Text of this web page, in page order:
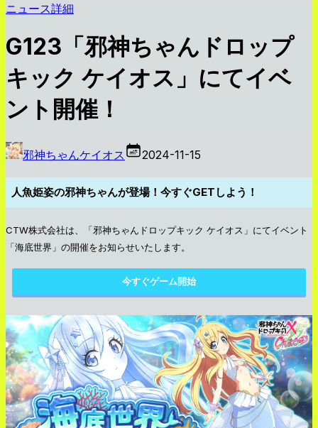
ニュース詳細
G123「邪神ちゃんドロップ
キック ケイオス」にてイベ
ント開催！
邪神ちゃんケイオス 2024-11-15
人魚姫姿の邪神ちゃんが登場！今すぐGETしよう！
CTW株式会社は、「邪神ちゃんドロップキック ケイオス」にてイベント
「海底世界」の開催をお知らせいたします。
今すぐゲーム開始